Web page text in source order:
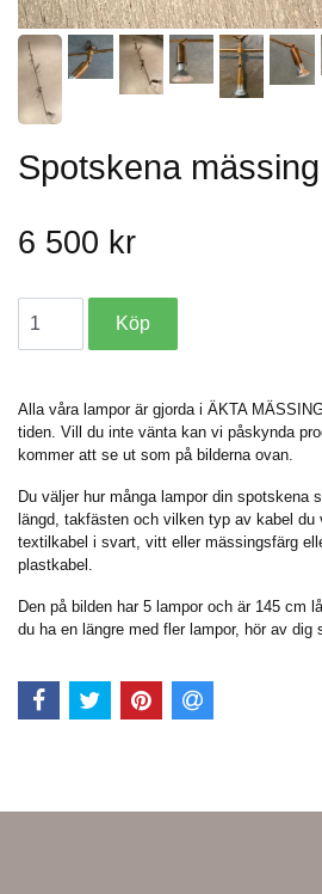
Spotskena
6 500 kr
Alla våra lampor är gjorda i ÄKTA
tiden. Vill du inte vänta kan vi påskynda
kommer att se ut som på bilderna ovan.
Du väljer hur många lampor din spotskena
längd, takfästen och vilken typ av kabel
textilkabel i svart, vitt eller mässingsfärg
plastkabel.
Den på bilden har 5 lampor och är 145 cm
du ha en längre med fler lampor, hör av dig